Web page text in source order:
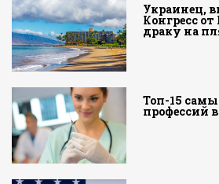
Украинец,
Конгресс
драку на
Топ-15
профессий